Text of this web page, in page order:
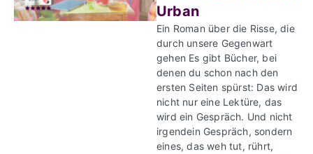
Urban
Ein Roman über die Risse, die
durch unsere Gegenwart
gehen Es gibt Bücher, bei
denen du schon nach den
ersten Seiten spürst: Das wird
nicht nur eine Lektüre, das
wird ein Gespräch. Und nicht
irgendein Gespräch, sondern
eines, das weh tut, rührt,